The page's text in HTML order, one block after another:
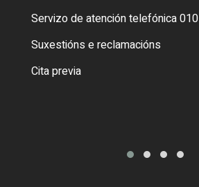
Servizo de atención telefónica 010
Suxestións e reclamacións
Cita previa